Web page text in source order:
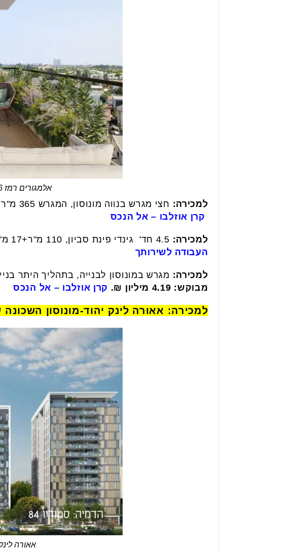
אלמגורים רמז 34-36 יהוד. הדמיה: חברת אלמגורים
למכירה: חצי מגרש בנווה מונוסון, המגרש 365 מ"ר לבניית בית כ 60% משטח המגרש.
קרן אוזלבו – אל הנכס
למכירה: 4.5 חד' גינדי פינת סביון, 110 מ"ר+17 מ"ר מרפסת.
העבודה לשירותך
למכירה: מגרש במונוסון לבנייה, בתהליך היתר בנייה לבניית דו-
מבוקש: 4.19 מיליון ₪. קרן אוזלבו – אל הנכס
למכירה: אאורה לינק יהוד-מונוסון
אאורה לינק